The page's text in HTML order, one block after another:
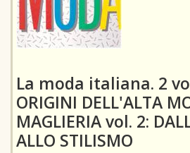
La moda italiana. 2
ORIGINI DELL'ALTA
MAGLIERIA vol. 2:
ALLO STILISMO